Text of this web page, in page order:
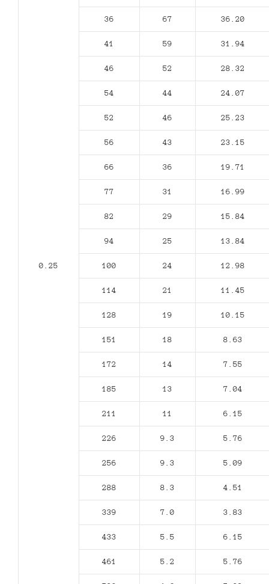
0.25
36 67 36.20
41 59 31.94
46 52 28.32
54 44 24.07
52 46 25.23
56 43 23.15
66 36 19.71
77 31 16.99
82 29 15.84
94 25 13.84
100 24 12.98
114 21 11.45
128 19 10.15
151 18 8.63
172 14 7.55
185 13 7.04
211 11 6.15
226 9.3 5.76
256 9.3 5.09
288 8.3 4.51
339 7.0 3.83
433 5.5 6.15
461 5.2 5.76